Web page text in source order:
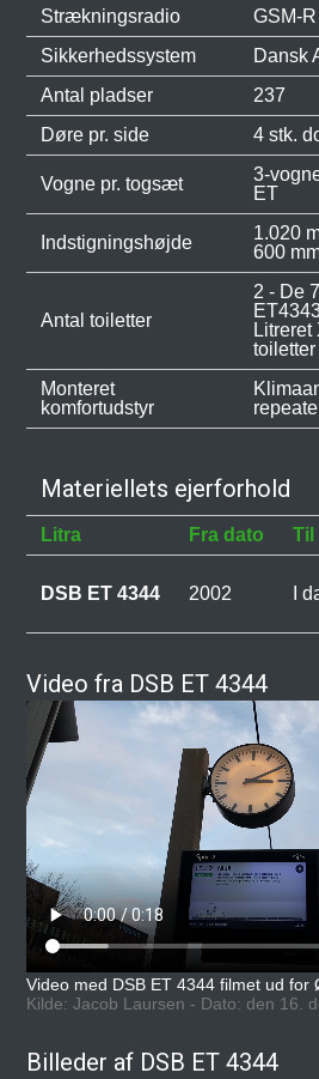
Strækningsradio
GSM-R
Sikkerhedssystem
Dansk
Antal pladser
237
Døre pr. side
4 stk.
Vogne pr. togsæt
3-
ET
Indstigningshøjde
1.020
600
Antal toiletter
2 - De
Litreret
Monteret
komfortudstyr
Materiellets ejerforhold
Litra Fra dato Til
DSB ET 4344 2002 I
Video fra DSB ET 4344
Video med DSB ET 4344 filmet ud for
Kilde: Jacob Laursen - Dato: den 16.
Billeder af DSB ET 4344